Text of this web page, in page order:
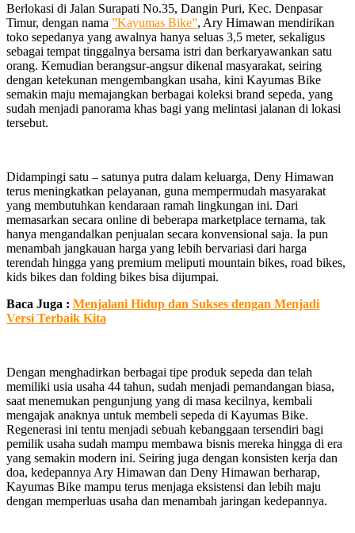
Berlokasi di Jalan Surapati No.35, Dangin Puri, Kec. Denpasar
Timur, dengan nama ”Kayumas Bike”, Ary Himawan mendirikan
toko sepedanya yang awalnya hanya seluas 3,5 meter, sekaligus
sebagai tempat tinggalnya bersama istri dan berkaryawankan satu
orang. Kemudian berangsur-angsur dikenal masyarakat, seiring
dengan ketekunan mengembangkan usaha, kini Kayumas Bike
semakin maju memajangkan berbagai koleksi brand sepeda, yang
sudah menjadi panorama khas bagi yang melintasi jalanan di lokasi
tersebut.
Didampingi satu – satunya putra dalam keluarga, Deny Himawan
terus meningkatkan pelayanan, guna mempermudah masyarakat
yang membutuhkan kendaraan ramah lingkungan ini. Dari
memasarkan secara online di beberapa marketplace ternama, tak
hanya mengandalkan penjualan secara konvensional saja. Ia pun
menambah jangkauan harga yang lebih bervariasi dari harga
terendah hingga yang premium meliputi mountain bikes, road bikes,
kids bikes dan folding bikes bisa dijumpai.
Baca Juga : Menjalani Hidup dan Sukses dengan Menjadi
Versi Terbaik Kita
Dengan menghadirkan berbagai tipe produk sepeda dan telah
memiliki usia usaha 44 tahun, sudah menjadi pemandangan biasa,
saat menemukan pengunjung yang di masa kecilnya, kembali
mengajak anaknya untuk membeli sepeda di Kayumas Bike.
Regenerasi ini tentu menjadi sebuah kebanggaan tersendiri bagi
pemilik usaha sudah mampu membawa bisnis mereka hingga di era
yang semakin modern ini. Seiring juga dengan konsisten kerja dan
doa, kedepannya Ary Himawan dan Deny Himawan berharap,
Kayumas Bike mampu terus menjaga eksistensi dan lebih maju
dengan memperluas usaha dan menambah jaringan kedepannya.